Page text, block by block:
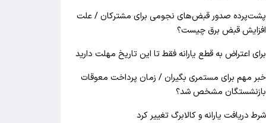
پشت‌پرده صدور قبض‌های نجومی برای مشترکان / علت
افزایش قبض برق چیست؟
برای اعتراض به قطع یارانه فقط تا این تاریخ مهلت دارید
خبر مهم برای مستمری بگیران / زمان پرداخت معوقات
بازنشستگان مشخص شد؟
شرط دریافت یارانه و کالابرگ تغییر کرد